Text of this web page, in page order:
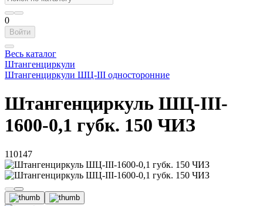
0
Войти
Весь каталог
Штангенциркули
Штангенциркули ШЦ-III односторонние
Штангенциркуль ШЦ-III-
1600-0,1 губк. 150 ЧИЗ
110147